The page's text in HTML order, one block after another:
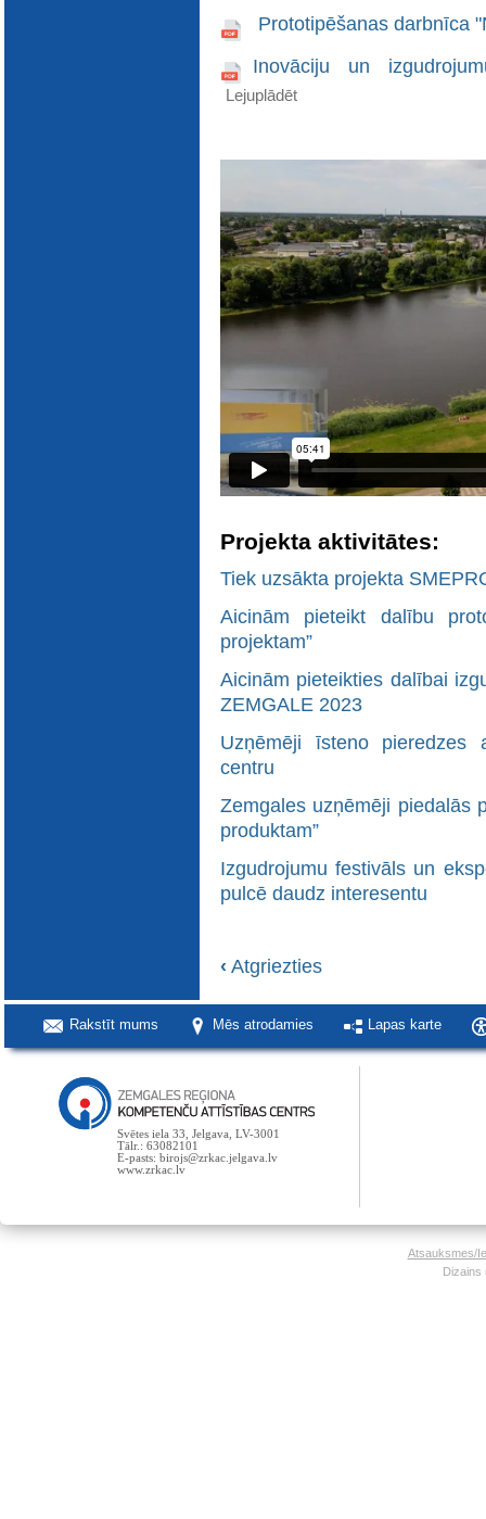
Prototipēšanas darbnīca
Inovāciju un
Lejuplādēt
Projekta aktivitātes:
Tiek uzsākta projekta
Aicinām pieteikt dalību
projektam”
Aicinām pieteikties dalībai
ZEMGALE 2023
Uzņēmēji īsteno pieredzes
centru
Zemgales uzņēmēji piedalās
produktam”
Izgudrojumu festivāls un
pulcē daudz interesentu
‹ Atgriezties
Rakstīt mums Mēs atrodamies Lapas karte
Svētes iela 33, Jelgava, LV-3001
Tālr.: 63082101
E-pasts: birojs@zrkac.jelgava.lv
www.zrkac.lv
Atsauksmes/
Dizains